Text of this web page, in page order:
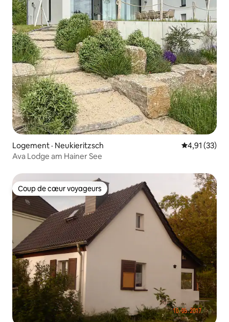
Logement · Neukieritzsch Note
4,91 (33)
Ava Lodge am Hainer See
Coup de cœur voyageurs
Coup de cœur voyageurs